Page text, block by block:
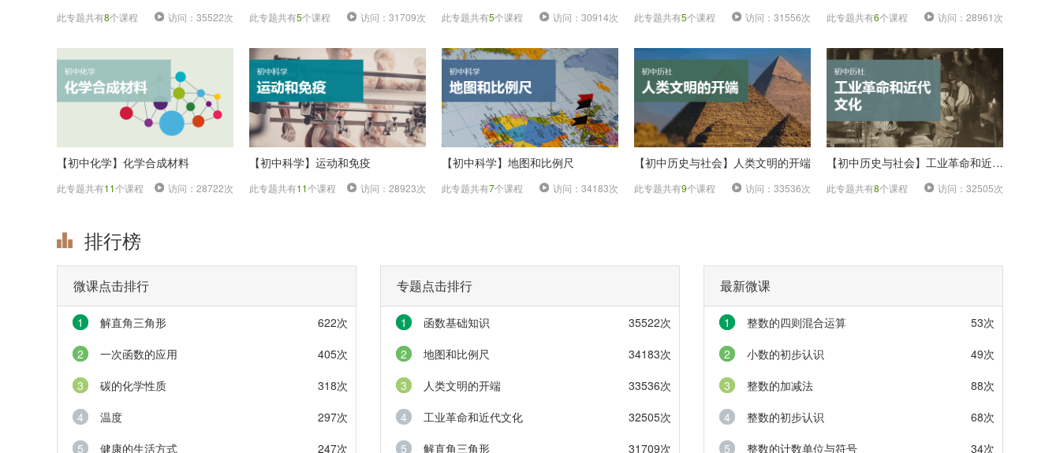
此专题共有8个课程 访问：35522次 此专题共有5个课程 访问：31709次 此专题共有5个课程 访问：30914次 此专题共有5个课程 访问：31556次 此专题共有6个课程 访问：28961次
【初中化学】化学合成材料
此专题共有11个课程 访问：28722次
【初中科学】运动和免疫
此专题共有11个课程 访问：28923次
【初中科学】地图和比例尺
此专题共有7个课程 访问：34183次
【初中历史与社会】人类文明的开端
此专题共有9个课程 访问：33536次
【初中历史与社会】工业革命和近代文化
此专题共有8个课程 访问：32505次
排行榜
微课点击排行
1 解直角三角形
622次
2
一次函数的应用
405次
3
碳的化学性质
318次
4
温度
297次
5
健康的生活方式 247次
专题点击排行
1 函数基础知识
35522次
2
地图和比例尺
34183次
3
人类文明的开端
33536次
4
工业革命和近代文化
32505次
5
解直角三角形 31709次
最新微课
1 整数的四则混合运算
53次
2
小数的初步认识
49次
3
整数的加减法
88次
4
整数的初步认识
68次
5
整数的计数单位与符号 34次